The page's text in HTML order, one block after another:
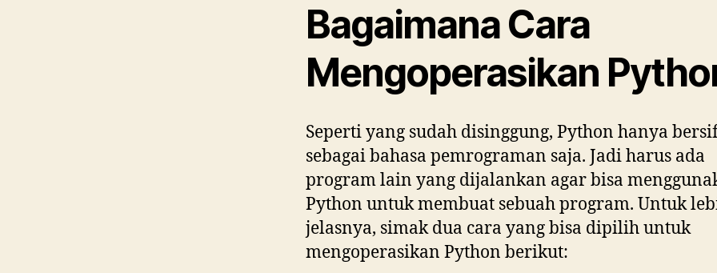
Bagaimana Cara
Mengoperasikan
Seperti yang sudah disinggung, Python hanya
sebagai bahasa pemrograman saja. Jadi harus ada
program lain yang dijalankan agar bisa
Python untuk membuat sebuah program. Untuk
jelasnya, simak dua cara yang bisa dipilih untuk
mengoperasikan Python berikut: